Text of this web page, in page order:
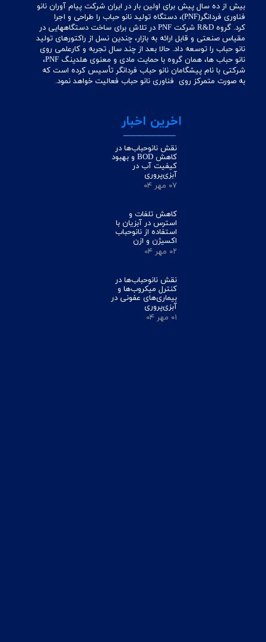
بیش از ده سال پیش برای اولین بار در ایران شرکت پیام آوران نانو
فناوری فردانگر(PNF)، دستگاه تولید نانو حباب را طراحی و اجرا
کرد. گروه R&D شرکت PNF در تلاش برای ساخت دستگاههایی در
مقیاس صنعتی و قابل ارائه به بازار، چندین نسل از راکتورهای تولید
نانو حباب را توسعه داد. حالا بعد از چند سال تجربه و کارعلمی روی
نانو حباب ها، همان گروه با حمایت مادی و معنوی هلدینگ PNF،
شرکتی با نام پیشگامان نانو حباب فردانگر تأسیس کرده است که
به صورت متمرکز روی فناوری نانو حباب فعالیت خواهد نمود. ​​​​​​​​​​​​​​​​​​​​​
نقش نانوحباب‌ها در
کاهش BOD و بهبود
کیفیت آب در
آبزی‌پروری
۰۷ مهر ۰۴
کاهش تلفات و
استرس در آبزیان با
استفاده از نانوحباب
اکسیژن و ازن
۰۲ مهر ۰۴
نقش نانوحباب‌ها در
کنترل میکروب‌ها و
بیماری‌های عفونی در
آبزی‌پروری
۰۱ مهر ۰۴
اخرین اخبار
________